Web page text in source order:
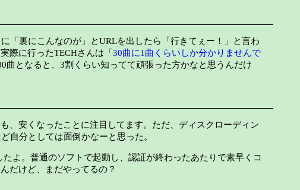
「裏にこんなのが」とURLを出したら「行きてぇー！」と言わ
際に行ったTECHさんは「 30曲に1曲くらいしか分かりませんで
となると、3割くらい知ってて頑張った方かなと思うんだけ
、安くなったことに注目してます。ただ、ディスクローディン
自分としては面倒かなーと思った。
よ。普通のソフトで起動し、認証が終わったあたりで素早くコ
だけど、まだやってるの？